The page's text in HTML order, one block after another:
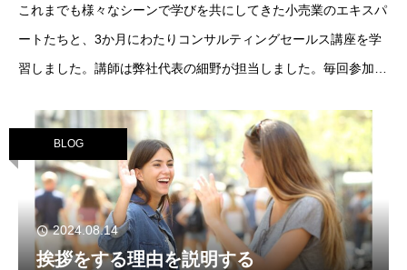
これまでも様々なシーンで学びを共にしてきた小売業のエキスパ
ートたちと、3か月にわたりコンサルティングセールス講座を学
習しました。講師は弊社代表の細野が担当しました。毎回参加者
らも小売業に携わっている方々と更に深い学びを共
BLOG
2024.08.14
挨拶をする理由を説明する